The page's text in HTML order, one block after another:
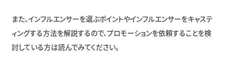
また、インフルエンサーを選ぶポイントやインフルエンサーをキャステ
ィングする方法を解説するので、プロモーションを依頼することを検
討している方は読んでみてください。